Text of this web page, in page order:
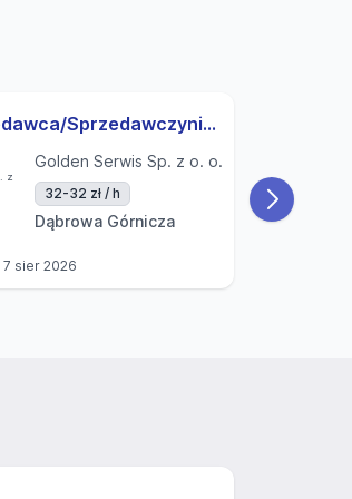
Sprzedawca/Sprzedawczyni- Dąbrowa Górnicza UL. Kasprzaka
Golden Serwis Sp. z o. o.
32-32 zł / h
Dąbrowa Górnicza
7 sier 2026